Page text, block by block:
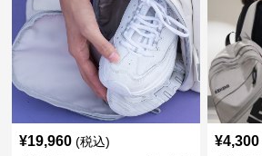
¥19,960 (税込) ¥4,300